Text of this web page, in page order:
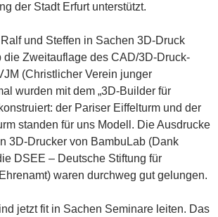
der Stadt Erfurt unterstützt.
Ralf und Steffen in Sachen 3D-Druck
die Zweitauflage des CAD/3D-Druck-
(Christlicher Verein junger
wurden mit dem „3D-Builder für
der Pariser Eiffelturm und der
standen für uns Modell. Die Ausdrucke
3D-Drucker von BambuLab (Dank
DSEE – Deutsche Stiftung für
waren durchweg gut gelungen.
jetzt fit in Sachen Seminare leiten. Das